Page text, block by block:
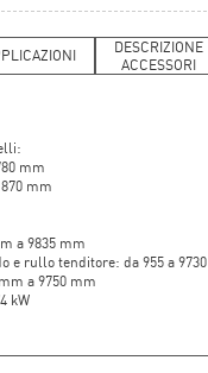
DESCRIZIONE
ACCESSORI
mm
mm
a 9835 mm
e rullo tenditore: da 955 a 9730
a 9750 mm
kW